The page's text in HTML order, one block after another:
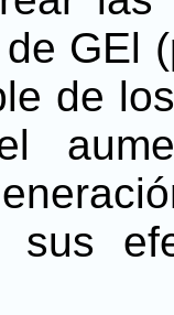
GEl
de
el
sus